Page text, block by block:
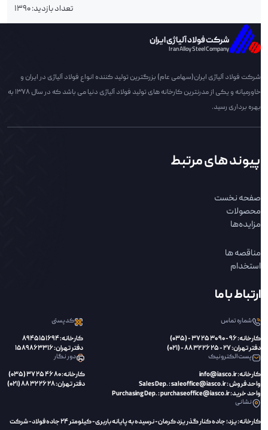
تعداد بازدید: 1390
شرکت فولاد آلیاژی ایران
Iran Alloy Steel Company
شرکت فولاد آلیاژی ایران(سهامی عام) بزرگترین تولید کننده انواع فولاد آلیاژی در ایران و
خاورمیانه و یکی از مدرنترین کارخانه های تولید فولاد آلیاژی دنیا می باشد که در سال 1378 به
بهره برداری رسید.
پیوند های مرتبط
صفحه نخست
محصولات
مزایده‌ها
مناقصه ها
استخدام
ارتباط با ما
شماره تماس
کارخانه: 96 - 90 30 25 37 - (035)
دفتر تهران: 27 - 25 26 32 88 - (021)
کدپستی
کارخانه: 8945151694
دفتر تهران: 1589863316
پست الکترونیک
کارخانه: info@iasco.ir
واحد فروش : Sales Dep. : saleoffice@iasco.ir
واحد خرید: Purchasing Dep. : purchaseoffice@iasco.ir
دور نگار
کارخانه: 80 46 25 37 (035)
دفتر تهران: 28 26 32 88 (021)
نشانی
کارخانه: یزد؛ جاده کنار گذر یزد کرمان- نرسیده به پایانه باربری- کیلومتر 24 جاده فولاد- شرکت